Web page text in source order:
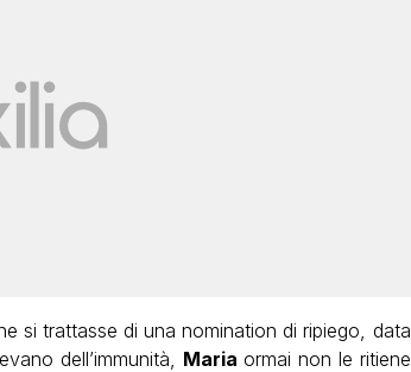
si trattasse di una nomination di ripiego, data
dell’immunità, Maria ormai non le ritiene